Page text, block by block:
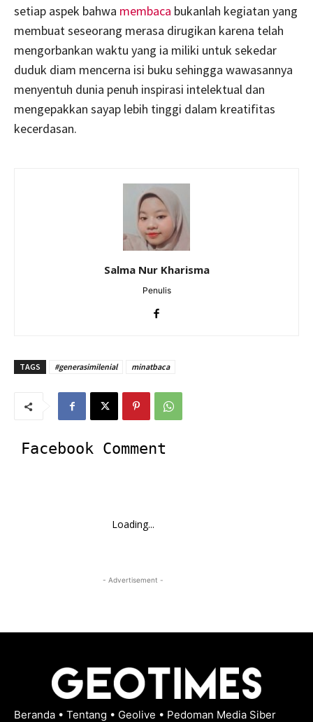
setiap aspek bahwa membaca bukanlah kegiatan yang
membuat seseorang merasa dirugikan karena telah
mengorbankan waktu yang ia miliki untuk sekedar
duduk diam mencerna isi buku sehingga wawasannya
menyentuh dunia penuh inspirasi intelektual dan
mengepakkan sayap lebih tinggi dalam kreatifitas
kecerdasan.
Salma Nur Kharisma
Penulis
TAGS #generasimilenial minatbaca
Facebook Comment
Loading...
- Advertisement -
Beranda • Tentang • Geolive • Pedoman Media Siber